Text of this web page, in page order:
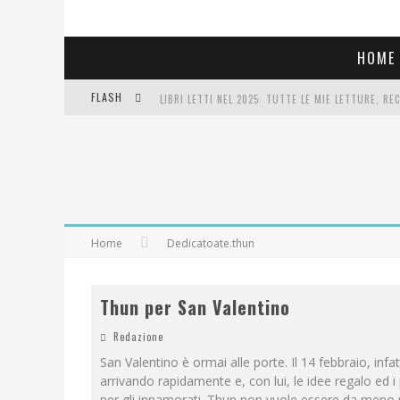
HOME
FLASH LIBRI LETTI NEL 2025: TUTTE LE MIE LETTURE,
Home Dedicatoate.thun
Thun per San Valentino
Redazione
San Valentino è ormai alle porte. Il 14 febbraio,
arrivando rapidamente e, con lui, le idee regalo ed i